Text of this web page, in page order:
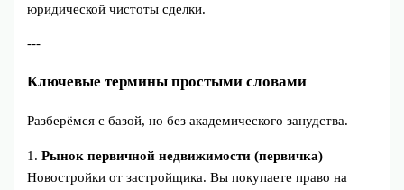
юридической чистоты сделки.
---
Ключевые термины простыми словами
Разберёмся с базой, но без академического занудства.
1.Рынок первичной недвижимости (первичка)
Новостройки от застройщика. Вы покупаете право на